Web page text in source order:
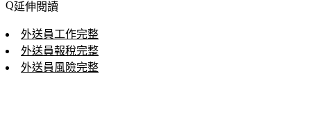
延伸閱讀
外送員工作完整
外送員報稅完整
外送員風險完整